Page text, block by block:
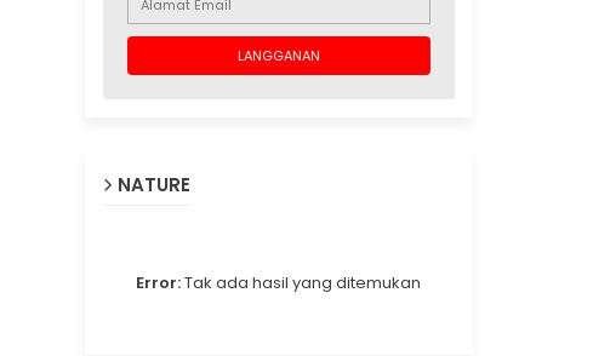
NATURE
Error:Tak ada hasil yang ditemukan